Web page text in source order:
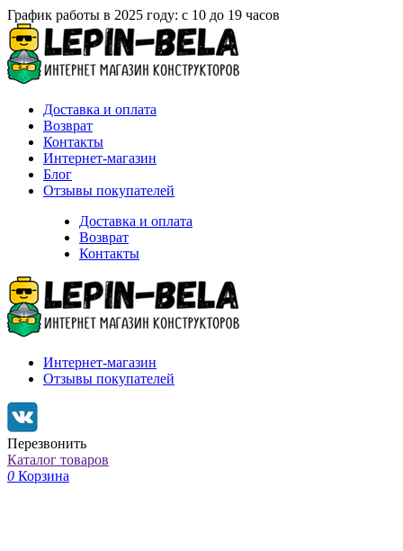
График работы в 2025 году: с 10 до 19 часов
Доставка и оплата
Возврат
Контакты
Интернет-магазин
Блог
Отзывы покупателей
Доставка и оплата
Возврат
Контакты
Интернет-магазин
Отзывы покупателей
Перезвонить
Каталог товаров
0 Корзина